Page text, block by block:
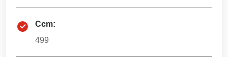
Ccm:
499